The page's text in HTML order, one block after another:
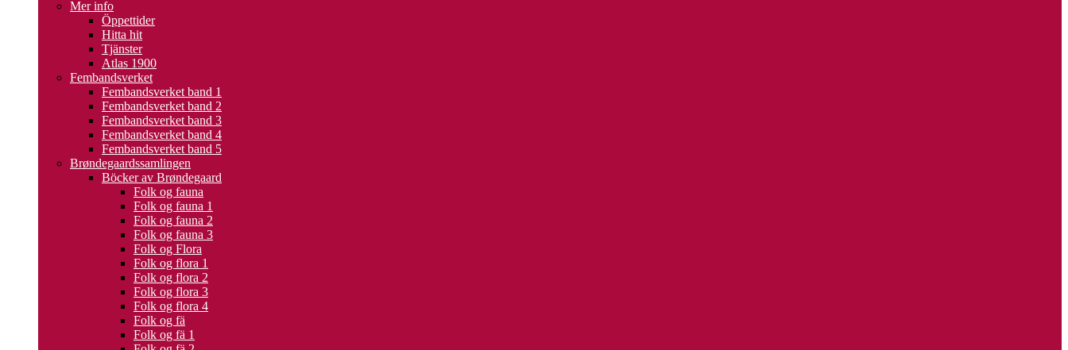
Mer info
Öppettider
Hitta hit
Tjänster
Atlas 1900
Fembandsverket
Fembandsverket band 1
Fembandsverket band 2
Fembandsverket band 3
Fembandsverket band 4
Fembandsverket band 5
Brøndegaardssamlingen
Böcker av Brøndegaard
Folk og fauna
Folk og fauna 1
Folk og fauna 2
Folk og fauna 3
Folk og Flora
Folk og flora 1
Folk og flora 2
Folk og flora 3
Folk og flora 4
Folk og fä
Folk og fä 1